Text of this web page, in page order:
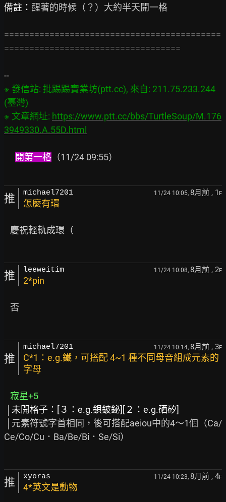
備註： 醒著的時候（？）大約半天開一格
===========================================
===================================
※ 發信站: 批踢踢實業坊(ptt.cc), 來自: 211.75.233.244
(臺灣)
※ 文章網址: https://www.ptt.cc/bbs/TurtleSoup/M.176
3949330.A.55D.html
開第一格 （11/24 09:55）
推 michael7201 11/24 10:05, 8月前 , 1 F
怎麼有環
推 leeweitim 11/24 10:08, 8月前 , 2F
2*pin
推
michael7201 11/24 10:14, 8月前 , 3F
C*1：e.g.鐵，可搭配 4~1 種不同母音組成元素的
字母
寂星+5
未開格子：[３：e.g.鋇鈹鉍][２：e.g.硒矽]
Ce/Co/Cu．Ba/Be/Bi．Se/Si）
推 xyoras 11/24 10:23, 8月前 , 4F
4*英文是動物